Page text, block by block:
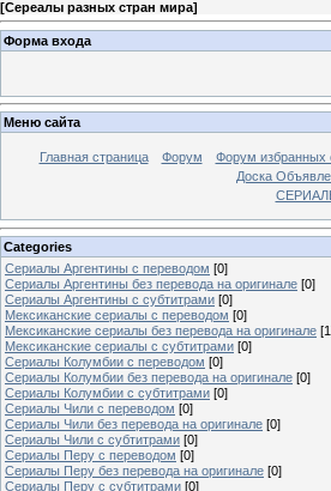
[Сереалы разных стран мира]
Форма входа
Меню сайта
Главная страница Форум Форум избранных
Доска
Categories
Сериалы Аргентины с переводом [0]
Сериалы Аргентины без перевода на оригинале [0]
Сериалы Аргентины с субтитрами [0]
Мексиканские сериалы с переводом [0]
Мексиканские сериалы без перевода на оригинале
Мексиканские сериалы с субтитрами [0]
Сериалы Колумбии с переводом [0]
Сериалы Колумбии без перевода на оригинале [0]
Сериалы Колумбии с субтитрами [0]
Сериалы Чили с переводом [0]
Сериалы Чили без перевода на оригинале [0]
Сериалы Чили с субтитрами [0]
Сериалы Перу с переводом [0]
Сериалы Перу без перевода на оригинале [0]
Сериалы Перу с субтитрами [0]